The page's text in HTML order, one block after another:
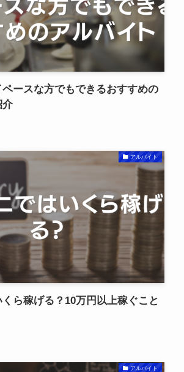
ースな方でもできるおすすめの
介
アルバイト
ら稼げる？10万円以上稼ぐこと
アルバイト